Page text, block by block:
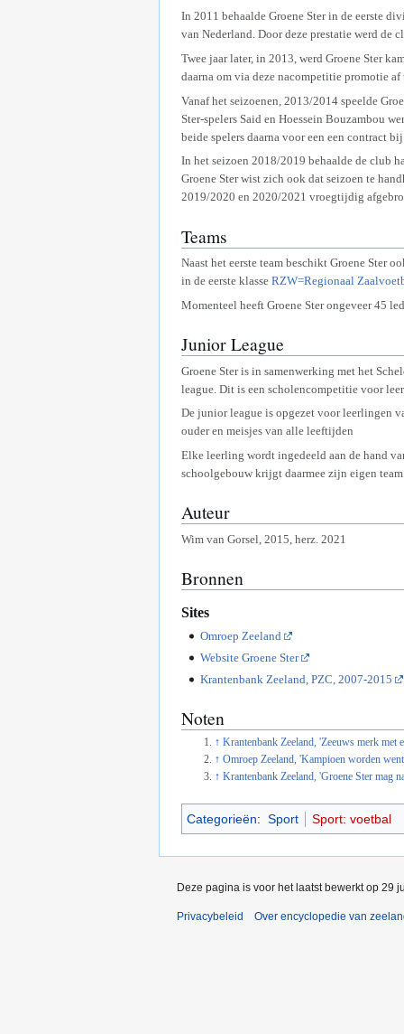
In 2011 behaalde Groene Ster in de eerste
van Nederland. Door deze prestatie werd de
Twee jaar later, in 2013, werd Groene Ster
daarna om via deze nacompetitie promotie
Vanaf het seizoenen, 2013/2014 speelde
Ster-spelers Said en Hoessein Bouzambou
beide spelers daarna voor een een contract
In het seizoen 2018/2019 behaalde de club
Groene Ster wist zich ook dat seizoen te
2019/2020 en 2020/2021 vroegtijdig
Teams
Naast het eerste team beschikt Groene Ster
in de eerste klasse RZW=Regionaal
Momenteel heeft Groene Ster ongeveer 45
Junior League
Groene Ster is in samenwerking met het
league. Dit is een scholencompetitie voor
De junior league is opgezet voor leerlingen
ouder en meisjes van alle leeftijden
Elke leerling wordt ingedeeld aan de hand
schoolgebouw krijgt daarmee zijn eigen
Auteur
Wim van Gorsel, 2015, herz. 2021
Bronnen
Sites
Omroep Zeeland
Website Groene Ster
Krantenbank Zeeland, PZC, 2007-2015
Noten
↑ Krantenbank Zeeland, 'Zeeuws merk
↑ Omroep Zeeland, 'Kampioen worden
↑ Krantenbank Zeeland, 'Groene Ster mag
Categorieën: Sport Sport: voetbal
Deze pagina is voor het laatst bewerkt op 29
Privacybeleid Over encyclopedie van